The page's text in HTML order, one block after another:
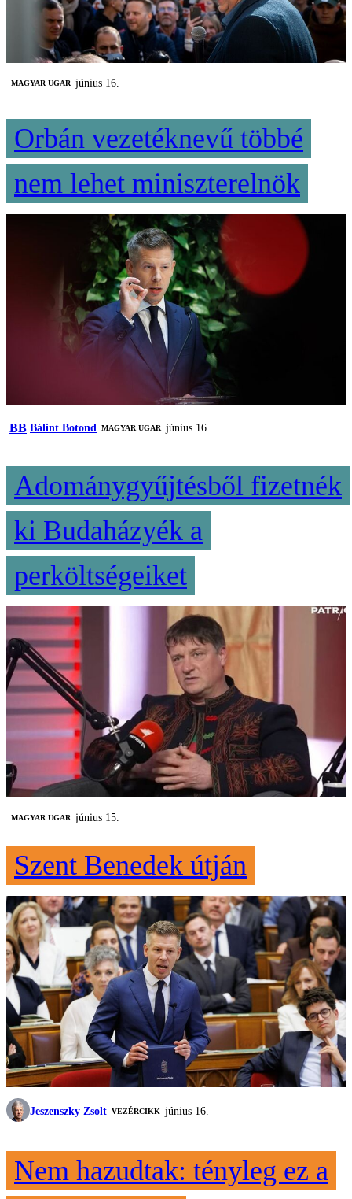
MAGYAR UGAR június 16.
Orbán vezetéknevű többé
nem lehet miniszterelnök
BB Bálint Botond MAGYAR UGAR június 16.
Adománygyűjtésből fizetnék
ki Budaházyék a
perköltségeiket
MAGYAR UGAR június 15.
Szent Benedek útján
Jeszenszky Zsolt VEZÉRCIKK június 16.
Nem hazudtak: tényleg ez a